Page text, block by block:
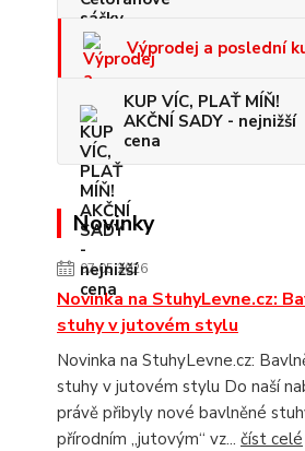
Výprodej a poslední
KUP VÍC, PLAŤ MÍŇ!
AKČNÍ SADY - nejnižší
cena
Novinky
07.05.2026
Novinka na StuhyLevne.cz:
stuhy v jutovém stylu
Novinka na StuhyLevne.cz:
stuhy v jutovém stylu Do naší
právě přibyly nové bavlněné
přírodním „jutovým“ vz... číst celé